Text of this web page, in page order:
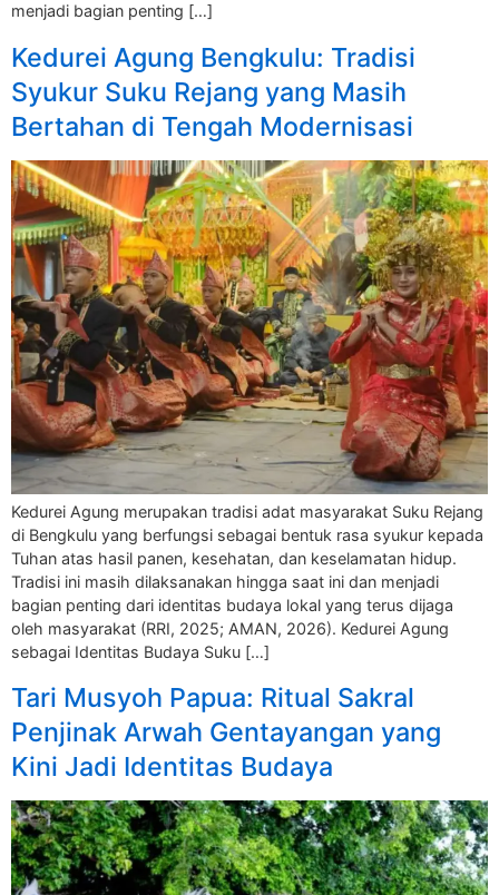
menjadi bagian penting […]
Kedurei Agung Bengkulu: Tradisi
Syukur Suku Rejang yang Masih
Bertahan di Tengah Modernisasi
Kedurei Agung merupakan tradisi adat masyarakat Suku Rejang
di Bengkulu yang berfungsi sebagai bentuk rasa syukur kepada
Tuhan atas hasil panen, kesehatan, dan keselamatan hidup.
Tradisi ini masih dilaksanakan hingga saat ini dan menjadi
bagian penting dari identitas budaya lokal yang terus dijaga
oleh masyarakat (RRI, 2025; AMAN, 2026). Kedurei Agung
sebagai Identitas Budaya Suku […]
Tari Musyoh Papua: Ritual Sakral
Penjinak Arwah Gentayangan yang
Kini Jadi Identitas Budaya